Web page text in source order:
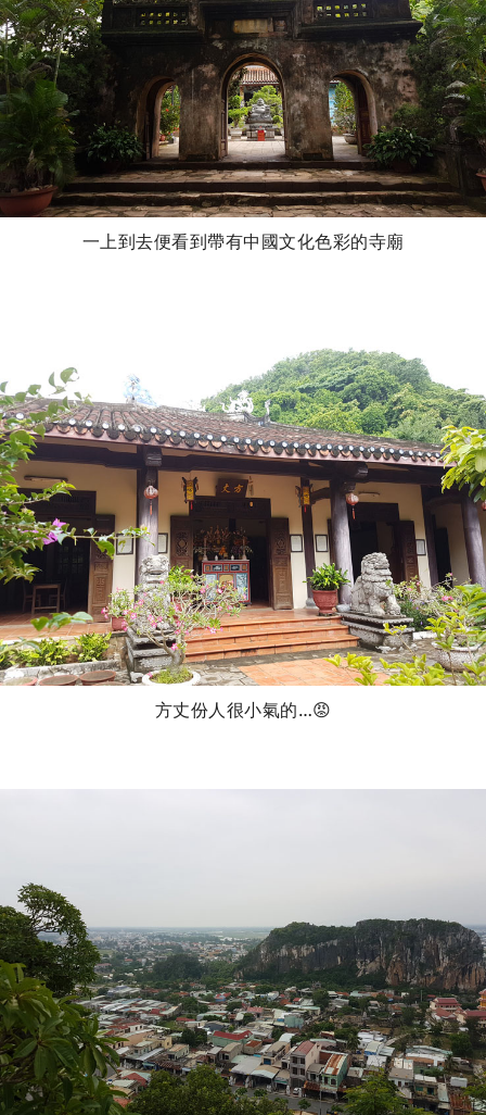
一上到去便看到帶有中國文化色彩的寺廟
方丈份人很小氣的…😡